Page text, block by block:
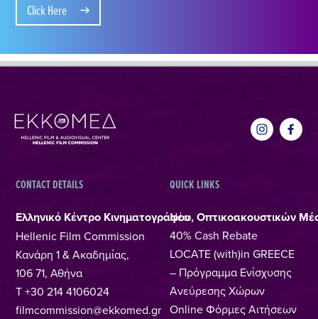
Click Here
CONTACT DETAILS
Ελληνικό Κέντρο Κινηματογράφου, Οπτικοακουστικών
Hellenic Film Commission
Κανάρη 1 & Ακαδημίας,
106 71, Αθήνα
T +30 214 4106024
filmcommission@ekkomed.gr
QUICK LINKS
Νέα
40% Cash Rebate
LOCATE (with)in GREECE
– Πρόγραμμα Ενίσχυσης
Ανεύρεσης Χώρων
Online Φόρμες Αιτήσεων